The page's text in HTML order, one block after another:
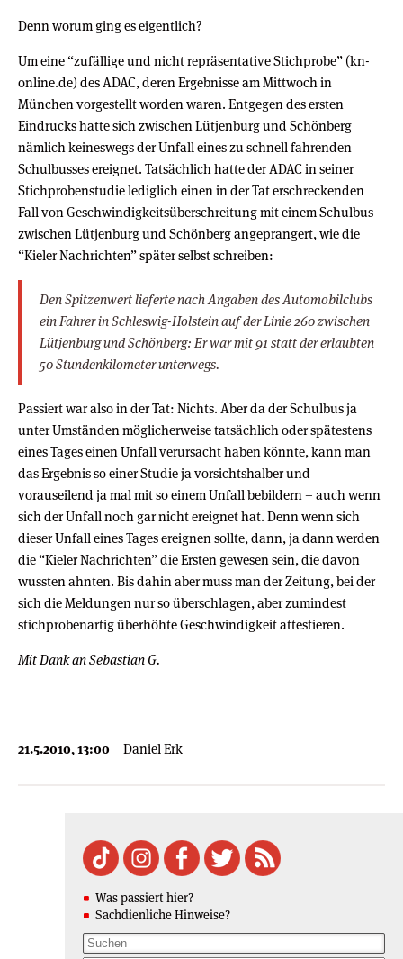
Denn worum ging es eigentlich?
Um eine “zufällige und nicht repräsentative Stichprobe” (kn-
online.de) des ADAC, deren Ergebnisse am Mittwoch in
München vorgestellt worden waren. Entgegen des ersten
Eindrucks hatte sich zwischen Lütjenburg und Schönberg
nämlich keineswegs der Unfall eines zu schnell fahrenden
Schulbusses ereignet. Tatsächlich hatte der ADAC in seiner
Stichprobenstudie lediglich einen in der Tat erschreckenden
Fall von Geschwindigkeitsüberschreitung mit einem Schulbus
zwischen Lütjenburg und Schönberg angeprangert, wie die
“Kieler Nachrichten” später selbst schreiben:
Den Spitzenwert lieferte nach Angaben des Automobilclubs
ein Fahrer in Schleswig-Holstein auf der Linie 260 zwischen
Lütjenburg und Schönberg: Er war mit 91 statt der erlaubten
50 Stundenkilometer unterwegs.
Passiert war also in der Tat: Nichts. Aber da der Schulbus ja
unter Umständen möglicherweise tatsächlich oder spätestens
eines Tages einen Unfall verursacht haben könnte, kann man
das Ergebnis so einer Studie ja vorsichtshalber und
vorauseilend ja mal mit so einem Unfall bebildern – auch wenn
sich der Unfall noch gar nicht ereignet hat. Denn wenn sich
dieser Unfall eines Tages ereignen sollte, dann, ja dann werden
die “Kieler Nachrichten” die Ersten gewesen sein, die davon
wussten ahnten. Bis dahin aber muss man der Zeitung, bei der
sich die Meldungen nur so überschlagen, aber zumindest
stichprobenartig überhöhte Geschwindigkeit attestieren.
Mit Dank an Sebastian G.
21.5.2010, 13:00 Daniel Erk
Was passiert hier?
Sachdienliche Hinweise?